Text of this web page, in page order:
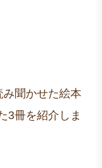
聞かせた絵本
3冊を紹介しま